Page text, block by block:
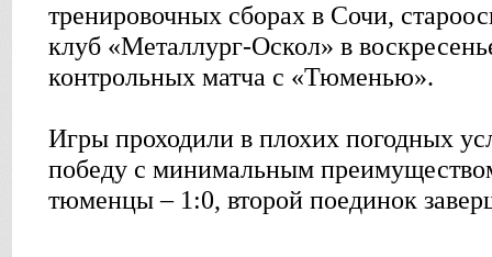
тренировочных сборах в Сочи,
клуб «Металлург-Оскол» в
контрольных матча с «Тюменью».
Игры проходили в плохих погодных
победу с минимальным
тюменцы – 1:0, второй поединок